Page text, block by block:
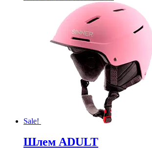
Sale!
Шлем ADULT